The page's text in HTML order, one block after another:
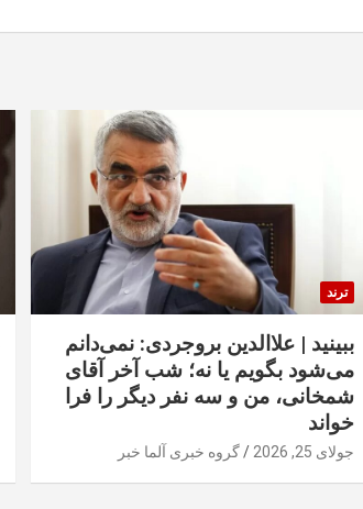
ترند
ببینید | علاالدین بروجردی: نمی‌دانم
می‌شود بگویم یا نه؛ شب آخر آقای
شمخانی، من و سه نفر دیگر را فرا
خواند
جولای 25, 2026 گروه خبری آلما خبر